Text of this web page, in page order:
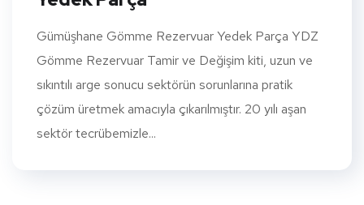
Gümüşhane Gömme Rezervuar Yedek Parça YDZ
Gömme Rezervuar Tamir ve Değişim kiti, uzun ve
sıkıntılı arge sonucu sektörün sorunlarına pratik
çözüm üretmek amacıyla çıkarılmıştır. 20 yılı aşan
sektör tecrübemizle...